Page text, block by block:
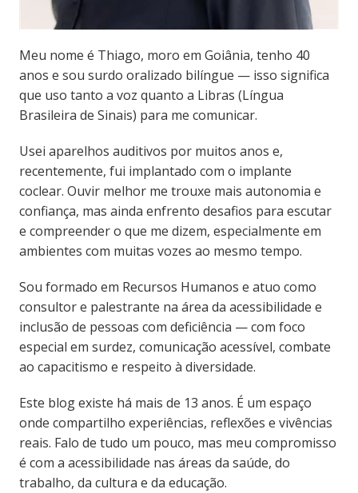
Meu nome é Thiago, moro em Goiânia, tenho 40
anos e sou surdo oralizado bilíngue — isso significa
que uso tanto a voz quanto a Libras (Língua
Brasileira de Sinais) para me comunicar.
Usei aparelhos auditivos por muitos anos e,
recentemente, fui implantado com o implante
coclear. Ouvir melhor me trouxe mais autonomia e
confiança, mas ainda enfrento desafios para escutar
e compreender o que me dizem, especialmente em
ambientes com muitas vozes ao mesmo tempo.
Sou formado em Recursos Humanos e atuo como
consultor e palestrante na área da acessibilidade e
inclusão de pessoas com deficiência — com foco
especial em surdez, comunicação acessível, combate
ao capacitismo e respeito à diversidade.
Este blog existe há mais de 13 anos. É um espaço
onde compartilho experiências, reflexões e vivências
reais. Falo de tudo um pouco, mas meu compromisso
é com a acessibilidade nas áreas da saúde, do
trabalho, da cultura e da educação.